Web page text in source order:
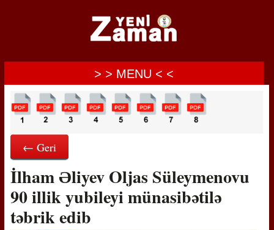
> > MENU < <
← Geri
İlham Əliyev Oljas Süleymenovu
90 illik yubileyi münasibətilə
təbrik edib